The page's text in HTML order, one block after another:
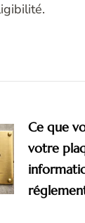
Ce que
votre